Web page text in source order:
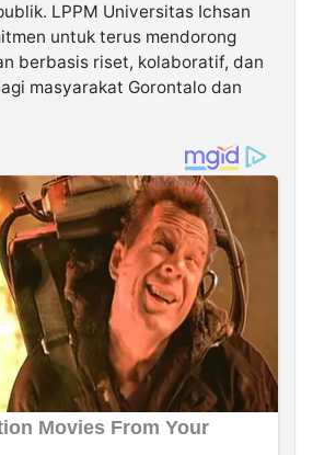
LPPM Universitas Ichsan
untuk terus mendorong
berbasis riset, kolaboratif, dan
masyarakat Gorontalo dan